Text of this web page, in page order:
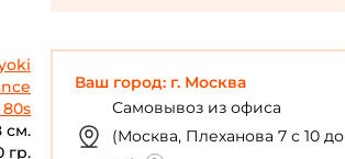
см.
гр.
Ваш город: г. Москва
Самовывоз из офиса
(Москва, Плеханова 7 с 10 до